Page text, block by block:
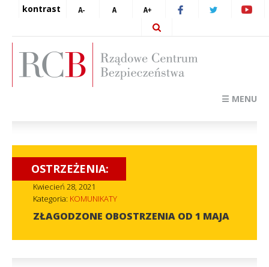
kontrast
☰ MENU
OSTRZEŻENIA:
Kwiecień 28, 2021
Kategoria: KOMUNIKATY
ZŁAGODZONE OBOSTRZENIA OD 1 MAJA